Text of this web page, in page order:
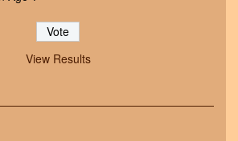
View Results